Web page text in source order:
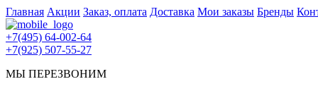
Главная Акции Заказ, оплата Доставка Мои заказы Бренды
+7(495) 64-002-64
+7(925) 507-55-27
МЫ ПЕРЕЗВОНИМ